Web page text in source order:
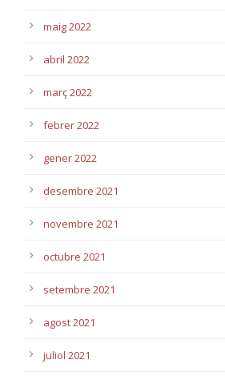
maig 2022
abril 2022
març 2022
febrer 2022
gener 2022
desembre 2021
novembre 2021
octubre 2021
setembre 2021
agost 2021
juliol 2021